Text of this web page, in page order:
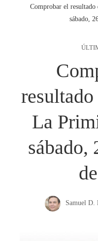
Comprobar el
sábado,
La
sábado,
Samuel D.